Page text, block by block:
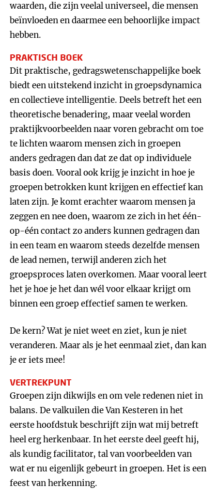
waarden, die zijn veelal universeel, die mensen
beïnvloeden en daarmee een behoorlijke impact
hebben.
PRAKTISCH BOEK
Dit praktische, gedragswetenschappelijke boek
biedt een uitstekend inzicht in groepsdynamica
en collectieve intelligentie. Deels betreft het een
theoretische benadering, maar veelal worden
praktijkvoorbeelden naar voren gebracht om toe
te lichten waarom mensen zich in groepen
anders gedragen dan dat ze dat op individuele
basis doen. Vooral ook krijg je inzicht in hoe je
groepen betrokken kunt krijgen en effectief kan
laten zijn. Je komt erachter waarom mensen ja
zeggen en nee doen, waarom ze zich in het één-
op-één contact zo anders kunnen gedragen dan
in een team en waarom steeds dezelfde mensen
de lead nemen, terwijl anderen zich het
groepsproces laten overkomen. Maar vooral leert
het je hoe je het dan wél voor elkaar krijgt om
binnen een groep effectief samen te werken.
De kern? Wat je niet weet en ziet, kun je niet
veranderen. Maar als je het eenmaal ziet, dan kan
je er iets mee!
VERTREKPUNT
Groepen zijn dikwijls en om vele redenen niet in
balans. De valkuilen die Van Kesteren in het
eerste hoofdstuk beschrijft zijn wat mij betreft
heel erg herkenbaar. In het eerste deel geeft hij,
als kundig facilitator, tal van voorbeelden van
wat er nu eigenlijk gebeurt in groepen. Het is een
feest van herkenning.